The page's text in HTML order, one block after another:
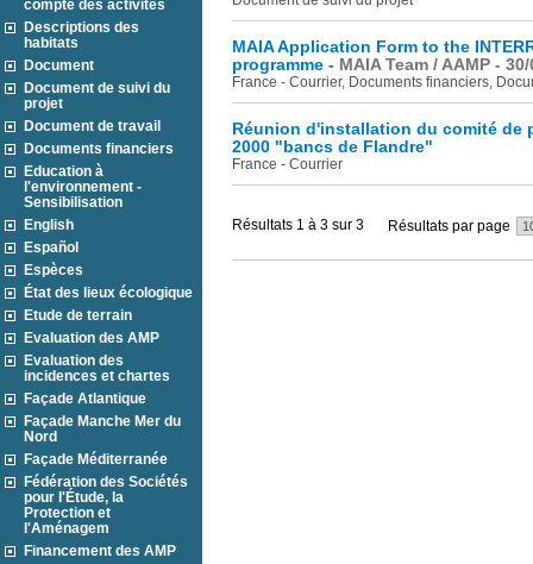
compte des activités
Descriptions des
habitats
Document
Document de suivi du
projet
Document de travail
Documents financiers
Education à
l'environnement -
Sensibilisation
English
Español
Espèces
État des lieux écologique
Etude de terrain
Evaluation des AMP
Evaluation des
incidences et chartes
Façade Atlantique
Façade Manche Mer du
Nord
Façade Méditerranée
Fédération des Sociétés
pour l'Étude, la
Protection et
l'Aménagem
Financement des AMP
MAIA Application Form to the
programme - MAIA Team / AAMP -
France - Courrier, Documents financiers,
Réunion d'installation du comité de
2000 "bancs de Flandre"
France - Courrier
Résultats 1 à 3 sur 3 Résultats par page